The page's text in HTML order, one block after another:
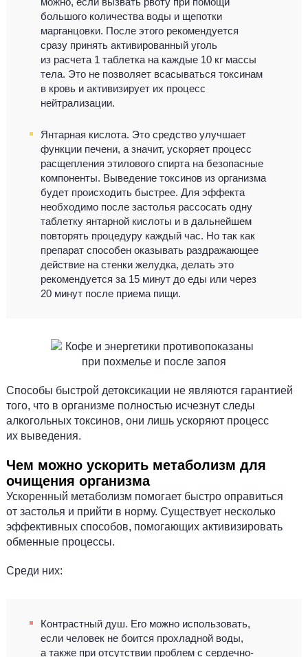
большого количества воды и щепотки
марганцовки. После этого рекомендуется
сразу принять активированный уголь
из расчета 1 таблетка на каждые 10 кг массы
тела. Это не позволяет всасываться токсинам
в кровь и активизирует их процесс
нейтрализации.
Янтарная кислота. Это средство улучшает
функции печени, а значит, ускоряет процесс
расщепления этилового спирта на безопасные
компоненты. Выведение токсинов из организма
будет происходить быстрее. Для эффекта
необходимо после застолья рассосать одну
таблетку янтарной кислоты и в дальнейшем
повторять процедуру каждый час. Но так как
препарат способен оказывать раздражающее
действие на стенки желудка, делать это
рекомендуется за 15 минут до еды или через
20 минут после приема пищи.
Способы быстрой детоксикации не являются гарантией
того, что в организме полностью исчезнут следы
алкогольных токсинов, они лишь ускоряют процесс
их выведения.
Чем можно ускорить метаболизм для
очищения организма
Ускоренный метаболизм помогает быстро оправиться
от застолья и прийти в норму. Существует несколько
эффективных способов, помогающих активизировать
обменные процессы.
Среди них:
Контрастный душ. Его можно использовать,
если человек не боится прохладной воды,
а также при отсутствии проблем с сердечно-